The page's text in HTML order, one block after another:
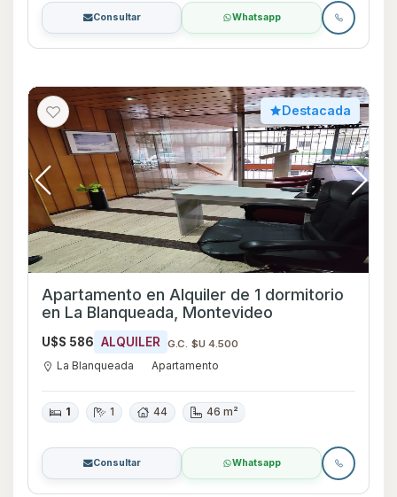
Consultar Whatsapp
Destacada
Apartamento en Alquiler de 1 dormitorio
en La Blanqueada, Montevideo
U$S 586 ALQUILER G.C. $U 4.500
La Blanqueada Apartamento
1 1 44 46 m²
Consultar Whatsapp